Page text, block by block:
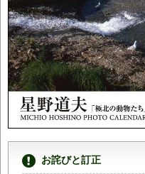
お詫びと訂正